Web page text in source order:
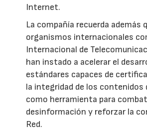
Internet.
La compañía recuerda además
organismos internacionales
Internacional de
han instado a acelerar el
estándares capaces de
la integridad de los contenidos
como herramienta para
desinformación y reforzar la
Red.